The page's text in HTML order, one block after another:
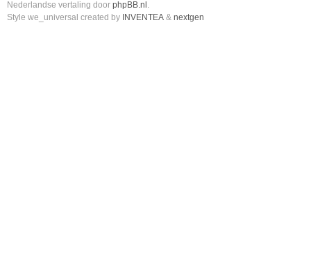
Nederlandse vertaling door phpBB.nl .
Style we_universal created by INVENTEA & nextgen